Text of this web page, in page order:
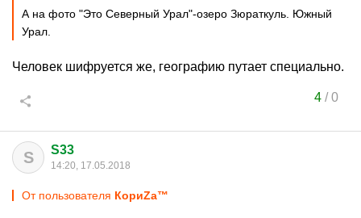
А на фото "Это Северный Урал"-озеро Зюраткуль. Южный
Урал.
Человек шифруется же, географию путает специально.
4/0
S S33
14:20, 17.05.2018
От пользователя КориZа™